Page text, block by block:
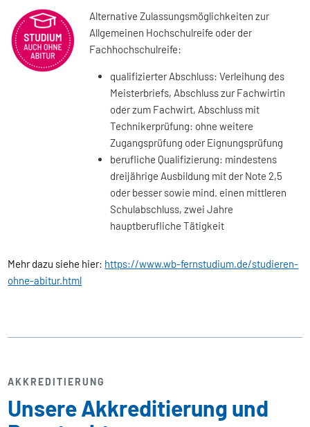
Alternative Zulassungsmöglichkeiten zur
Allgemeinen Hochschulreife oder der
Fachhochschulreife:
qualifizierter Abschluss: Verleihung des
Meisterbriefs, Abschluss zur Fachwirtin
oder zum Fachwirt, Abschluss mit
Technikerprüfung: ohne weitere
Zugangsprüfung oder Eignungsprüfung
berufliche Qualifizierung: mindestens
dreijährige Ausbildung mit der Note 2,5
oder besser sowie mind. einen mittleren
Schulabschluss, zwei Jahre
hauptberufliche Tätigkeit
Mehr dazu siehe hier: https://www.wb-fernstudium.de/studieren-
ohne-abitur.html
AKKREDITIERUNG
Unsere Akkreditierung und